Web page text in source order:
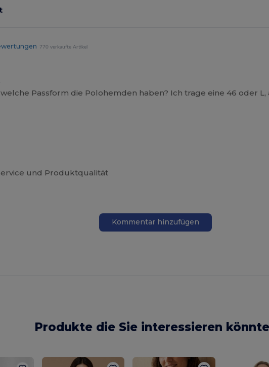
770 verkaufte Artikel
Passform die Polohemden haben? Ich trage eine 46 oder
und Produktqualität
Kommentar hinzufügen
Produkte die Sie interessieren